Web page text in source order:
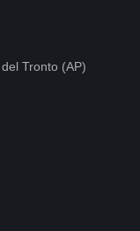
Tronto (AP)